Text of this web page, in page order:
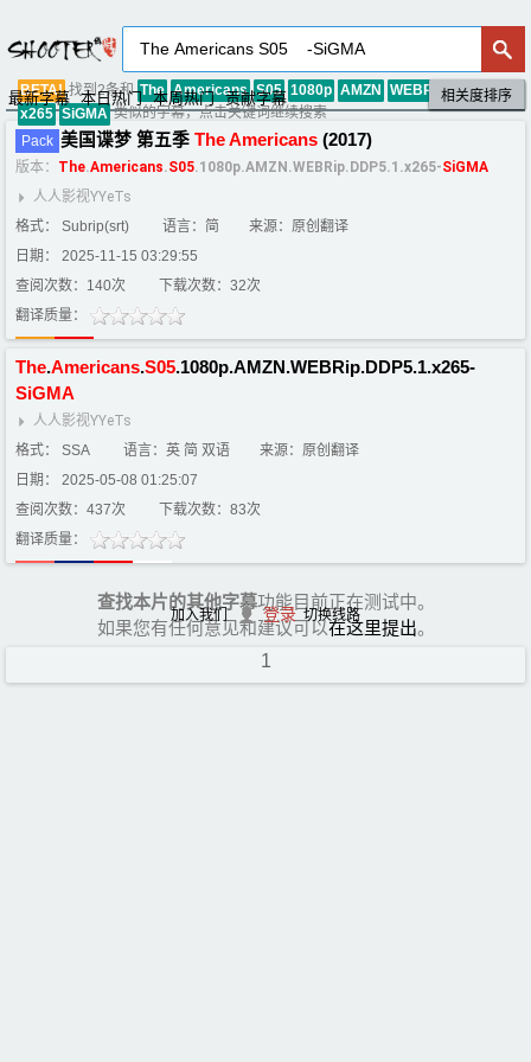
最新字幕 本日热门 本周热门 贡献字幕
加入我们 登录 切换线路
默认排序
评分排序
相关度排序
BETA!找到2条和The Americans S05 1080p AMZN WEBRip DDP5 1
x265 SiGMA 类似的字幕，点击关键词继续搜索
Pack 美国谍梦 第五季 TheAmericans (2017)
版本： The.Americans.S05.1080p.AMZN.WEBRip.DDP5.1.x265-SiGMA
人人影视YYeTs
格式： Subrip(srt)
语言：简
来源：原创翻译
日期： 2025-11-15 03:29:55
查阅次数：140次
下载次数：32次
翻译质量：
The.Americans.S05.1080p.AMZN.WEBRip.DDP5.1.x265-
SiGMA
人人影视YYeTs
格式： SSA
语言：英 简 双语
来源：原创翻译
日期： 2025-05-08 01:25:07
查阅次数：437次
下载次数：83次
翻译质量：
查找本片的其他字幕功能目前正在测试中。
如果您有任何意见和建议可以在这里提出。
1